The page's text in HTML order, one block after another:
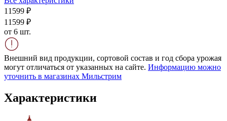
11599 ₽
11599 ₽
от 6 шт.
Внешний вид продукции, сортовой состав и год сбора урожая
могут отличаться от указанных на сайте. Информацию можно
уточнить в магазинах Мильстрим
Характеристики